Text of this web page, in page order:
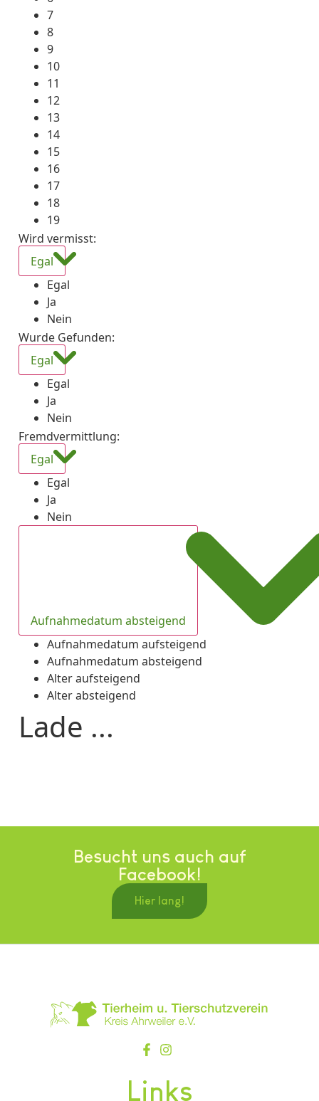
7
8
9
10
11
12
13
14
15
16
17
18
19
Wird vermisst:
Egal
Egal
Ja
Nein
Wurde Gefunden:
Egal
Egal
Ja
Nein
Fremdvermittlung:
Egal
Egal
Ja
Nein
Aufnahmedatum absteigend
Aufnahmedatum aufsteigend
Aufnahmedatum absteigend
Alter aufsteigend
Alter absteigend
Lade ...
Besucht uns auch auf
Facebook!
Hier lang!
Links